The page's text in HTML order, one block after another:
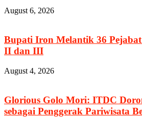
August 6, 2026
Bupati Iron Melantik 36
II dan III
August 4, 2026
Glorious Golo Mori: ITDC
sebagai Penggerak Pariwisata